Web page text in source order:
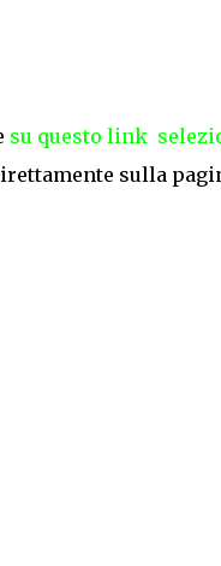
su questo link
sulla